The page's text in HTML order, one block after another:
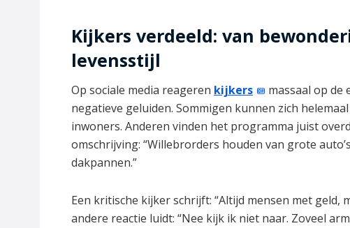
Kijkers verdeeld: van
levensstijl
Op sociale media reageren kijkers
massaal op de
negatieve geluiden. Sommigen kunnen zich
inwoners. Anderen vinden het programma juist
omschrijving: “Willebrorders houden van grote
dakpannen.”
Een kritische kijker schrijft: “Altijd mensen met geld,
andere reactie luidt: “Nee kijk ik niet naar. Zoveel